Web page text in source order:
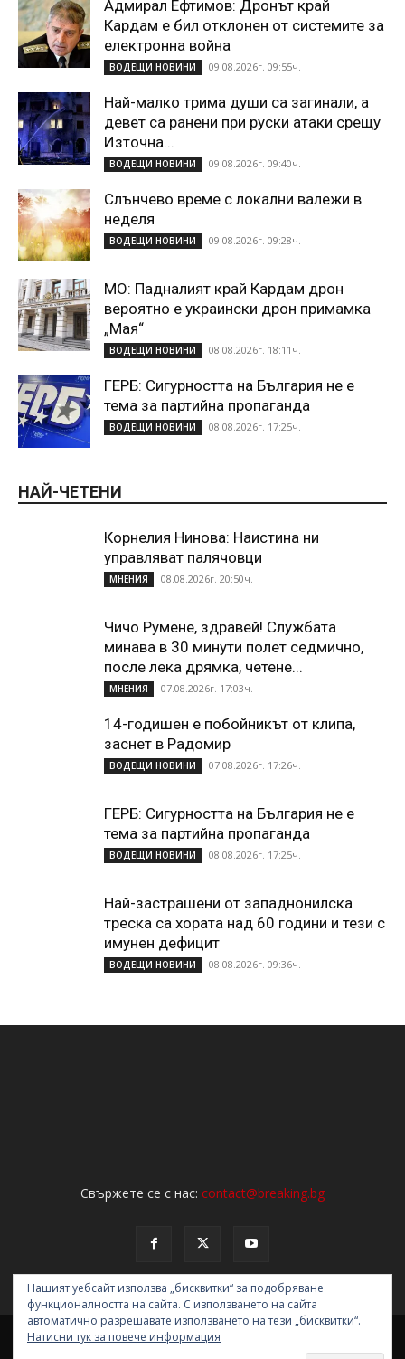
Адмирал Ефтимов: Дронът край
Кардам е бил отклонен от системите за
електронна война
ВОДЕЩИ НОВИНИ 09.08.2026г. 09:55ч.
Най-малко трима души са загинали, а
девет са ранени при руски атаки срещу
Източна...
ВОДЕЩИ НОВИНИ 09.08.2026г. 09:40ч.
Слънчево време с локални валежи в
неделя
ВОДЕЩИ НОВИНИ 09.08.2026г. 09:28ч.
МО: Падналият край Кардам дрон
вероятно е украински дрон примамка
„Мая“
ВОДЕЩИ НОВИНИ 08.08.2026г. 18:11ч.
ГЕРБ: Сигурността на България не е
тема за партийна пропаганда
ВОДЕЩИ НОВИНИ 08.08.2026г. 17:25ч.
НАЙ-ЧЕТЕНИ
Корнелия Нинова: Наистина ни
управляват палячовци
МНЕНИЯ 08.08.2026г. 20:50ч.
Чичо Румене, здравей! Службата
минава в 30 минути полет седмично,
после лека дрямка, четене...
МНЕНИЯ 07.08.2026г. 17:03ч.
14-годишен е побойникът от клипа,
заснет в Радомир
ВОДЕЩИ НОВИНИ 07.08.2026г. 17:26ч.
ГЕРБ: Сигурността на България не е
тема за партийна пропаганда
ВОДЕЩИ НОВИНИ 08.08.2026г. 17:25ч.
Най-застрашени от западнонилска
треска са хората над 60 години и тези с
имунен дефицит
ВОДЕЩИ НОВИНИ 08.08.2026г. 09:36ч.
Свържете се с нас: contact@breaking.bg
НОВИНИ ОБЩЕСТВО ПОЛИТИКА
МНЕНИЯ
Нашият уебсайт използва „бисквитки“ за подобряване
функционалността на сайта. С използването на сайта
автоматично разрешавате използването на тези „бисквитки“.
Натисни тук за повече информация